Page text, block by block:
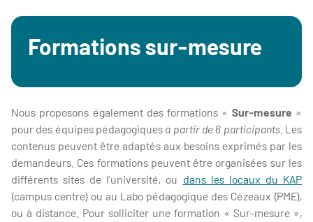
Formations sur-mesure
Nous proposons également des formations « Sur-mesure »
pour des équipes pédagogiques à partir de 6 participants. Les
contenus peuvent être adaptés aux besoins exprimés par les
demandeurs. Ces formations peuvent être organisées sur les
différents sites de l’université, ou dans les locaux du KAP
(campus centre) ou au Labo pédagogique des Cézeaux (PME),
ou à distance. Pour solliciter une formation « Sur-mesure »,